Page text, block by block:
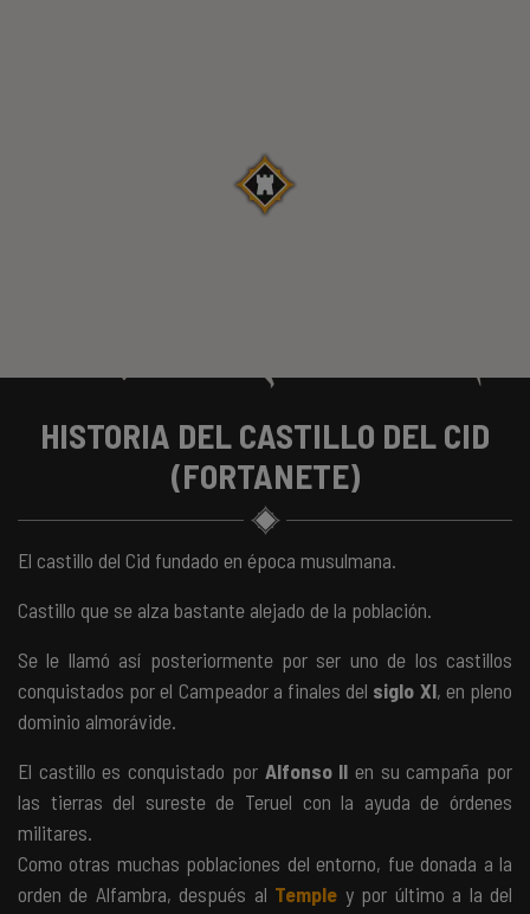
HISTORIA DEL CASTILLO DEL CID
(FORTANETE)
El castillo del Cid fundado en época musulmana.
Castillo que se alza bastante alejado de la población.
Se le llamó así posteriormente por ser uno de los castillos
conquistados por el Campeador a finales del siglo XI, en pleno
dominio almorávide.
El castillo es conquistado por Alfonso II en su campaña por
las tierras del sureste de Teruel con la ayuda de órdenes
militares.
Como otras muchas poblaciones del entorno, fue donada a la
orden de Alfambra, después al Temple y por último a la del